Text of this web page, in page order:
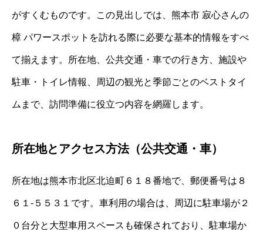
がすくむものです。この見出しでは、熊本市 寂心さんの
樟 パワースポットを訪れる際に必要な基本的情報をすべ
て揃えます。所在地、公共交通・車での行き方、施設や
駐車・トイレ情報、周辺の観光と季節ごとのベストタイ
ムまで、訪問準備に役立つ内容を網羅します。
所在地とアクセス方法（公共交通・車）
所在地は熊本市北区北迫町６１８番地で、郵便番号は８
６１-５５３１です。車利用の場合は、周辺に駐車場が２
０台分と大型車用スペースも確保されており、駐車場か